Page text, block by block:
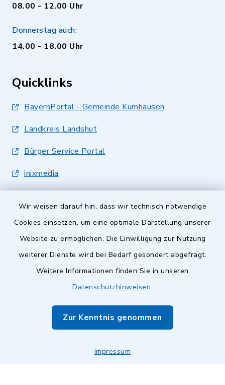
Wir weisen darauf hin, dass wir technisch notwendige
Cookies einsetzen, um eine optimale Darstellung unserer
Website zu ermöglichen. Die Einwilligung zur Nutzung
weiterer Dienste wird bei Bedarf gesondert abgefragt.
Weitere Informationen finden Sie in unseren
Datenschutzhinweisen.
Zur Kenntnis genommen
Impressum
08.00 - 12.00 Uhr
Donnerstag auch:
14.00 - 18.00 Uhr
Quicklinks
BayernPortal - Gemeinde Kumhausen
Landkreis Landshut
Bürger Service Portal
inixmedia
Barrierefreiheit
Impressum
Sitemap